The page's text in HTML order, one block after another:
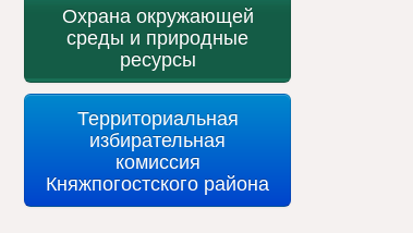
Охрана окружающей
среды и природные
ресурсы
Территориальная
избирательная
комиссия
Княжпогостского района